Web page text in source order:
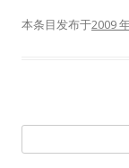
本条目发布于2009
索：